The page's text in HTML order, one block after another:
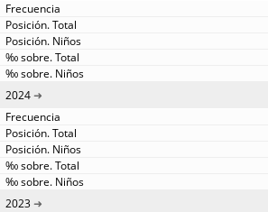
2024
2023